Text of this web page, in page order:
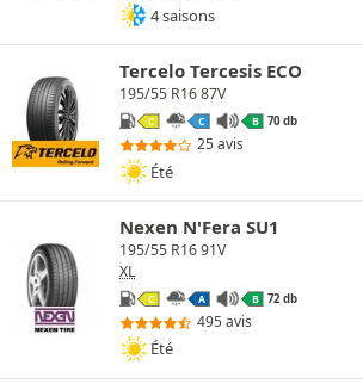
4 saisons
Tercelo Tercesis ECO
195/55 R16 87V
C C B 70 db
25 avis
Été
Nexen N'Fera SU1
195/55 R16 91V
XL
C A B 72 db
495 avis
Été